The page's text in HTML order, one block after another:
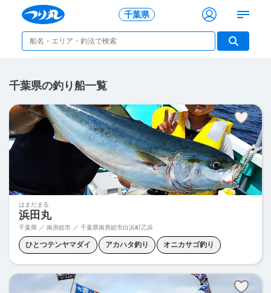
千葉県
千葉県の釣り船一覧
はまだまる
浜田丸
千葉県 ／ 南房総市 ／ 千葉県南房総市白浜町乙浜
ひとつテンヤマダイ アカハタ釣り オニカサゴ釣り
カサゴ釣り カンパチジギング カンパチ釣り
キャスティング コマセイサキ コマセマダイ